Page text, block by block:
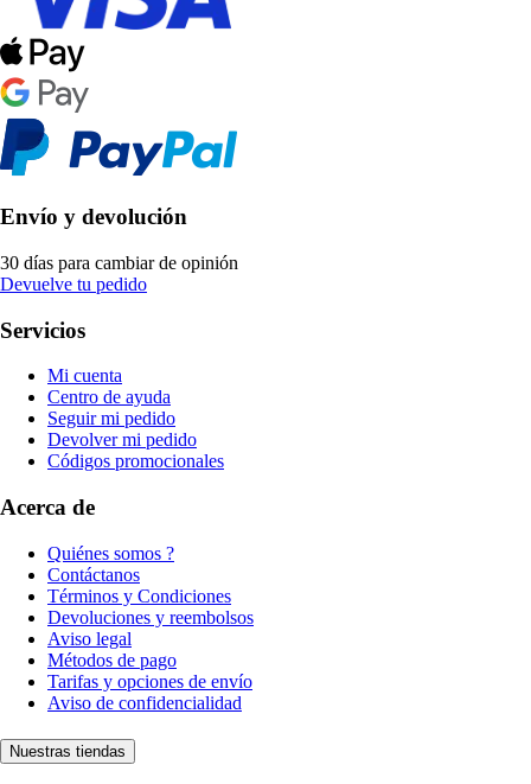
Envío y devolución
30 días para cambiar de opinión
Devuelve tu pedido
Servicios
Mi cuenta
Centro de ayuda
Seguir mi pedido
Devolver mi pedido
Códigos promocionales
Acerca de
Quiénes somos ?
Contáctanos
Términos y Condiciones
Devoluciones y reembolsos
Aviso legal
Métodos de pago
Tarifas y opciones de envío
Aviso de confidencialidad
Nuestras tiendas